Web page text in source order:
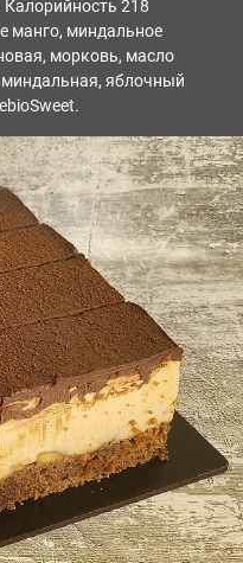
218
манго, миндальное
морковь, масло
яблочный